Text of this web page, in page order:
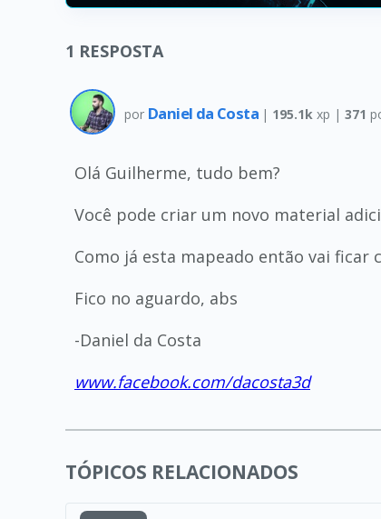
1 RESPOSTA
por Daniel da Costa | 195.1k xp |371
Olá Guilherme, tudo bem?
Você pode criar um novo material
Como já esta mapeado então vai ficar
Fico no aguardo, abs
-Daniel da Costa
www.facebook.com/dacosta3d
TÓPICOS RELACIONADOS